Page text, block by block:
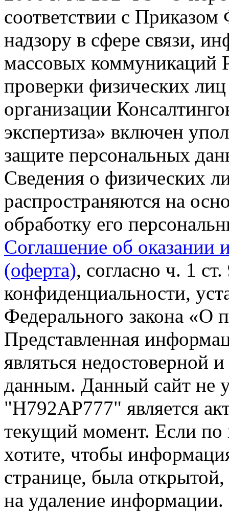
соответствии с
надзору в сфере связи,
массовых коммуникаций
проверки физических
организации
экспертиза» включен
защите персональных
Сведения о физических
распространяются на
обработку его
Соглашение об оказании
(оферта), согласно ч. 1
конфиденциальности,
Федерального закона «О
Представленная
являться недостоверной
данным. Данный сайт не
"Н792АР777" является
текущий момент. Если
хотите, чтобы
странице, была открытой,
на удаление информации.